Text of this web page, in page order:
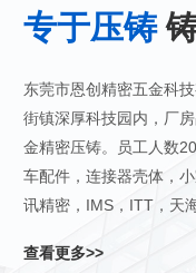
专于压铸
东莞市恩创精密五金科
街镇深厚科技园内，厂
金精密压铸。员工人数
车配件，连接器壳体，
讯精密，IMS，ITT，天
查看更多>>